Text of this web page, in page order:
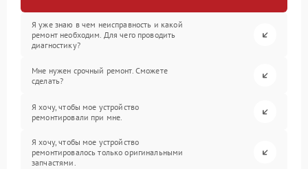
Я уже знаю в чем неисправность и какой
ремонт необходим. Для чего проводить
диагностику?
Мне нужен срочный ремонт. Сможете
сделать?
Я хочу, чтобы мое устройство
ремонтировали при мне.
Я хочу, чтобы мое устройство
ремонтировалось только оригинальными
запчастями.